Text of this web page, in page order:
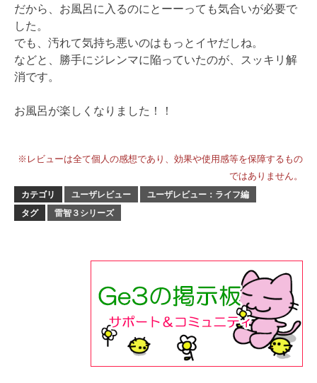
だから、お風呂に入るのにとーーっても気合いが必要で
した。
でも、汚れて気持ち悪いのはもっとイヤだしね。
などと、勝手にジレンマに陥っていたのが、スッキリ解
消です。
お風呂が楽しくなりました！！
※レビューは全て個人の感想であり、効果や使用感等を保障するもの
ではありません。
カテゴリ ユーザレビュー
ユーザレビュー：ライフ編
タグ
雷智３シリーズ